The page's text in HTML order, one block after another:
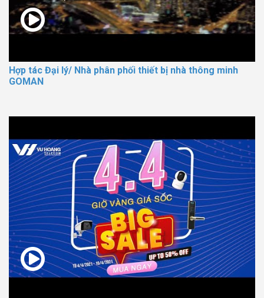
Hợp tác Đại lý/ Nhà phân phối thiết bị nhà thông minh
GOMAN